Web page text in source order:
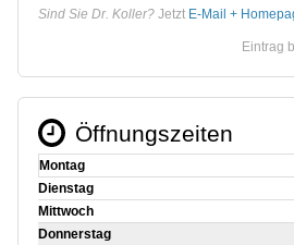
Sind Sie Dr. Koller? Jetzt E-Mail +
Eintrag
Öffnungszeiten
Montag
Dienstag
Mittwoch
Donnerstag